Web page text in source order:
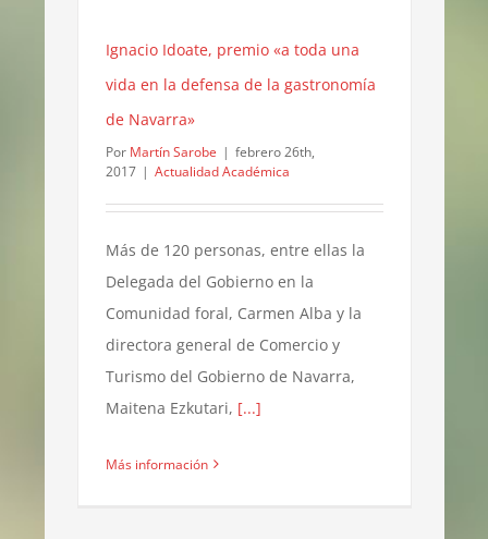
Ignacio Idoate, premio «a toda una
vida en la defensa de la gastronomía
de Navarra»
Por Martín Sarobe | febrero 26th,
2017 | Actualidad Académica
Más de 120 personas, entre ellas la
Delegada del Gobierno en la
Comunidad foral, Carmen Alba y la
directora general de Comercio y
Turismo del Gobierno de Navarra,
Maitena Ezkutari, [...]
Más información